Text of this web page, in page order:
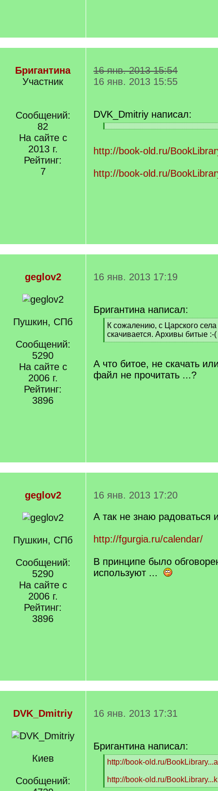
Бригантина
Участник
Сообщений:
82
На сайте с
2013 г.
Рейтинг:
7
16 янв. 2013 15:54
16 янв. 2013 15:55
DVK_Dmitriy написал:
[
]
[
q
]
http://book-old.ru/
http://book-old.ru/
geglov2
Пушкин, СПб
Сообщений:
5290
На сайте с
2006 г.
Рейтинг:
3896
16 янв. 2013 17:19
Бригантина написал:
[
q
]
К сожалению, с Царского села
скачивается. Архивы битые :-(
[
q
]
А что битое, не скачать
файл не прочитать ...?
geglov2
Пушкин, СПб
Сообщений:
5290
На сайте с
2006 г.
Рейтинг:
3896
16 янв. 2013 17:20
А так не знаю радоваться
http://fgurgia.ru/calendar/
В принципе было
используют ...
DVK_Dmitriy
Киев
Сообщений:
16 янв. 2013 17:31
Бригантина написал:
[
]
http://book-old.ru/
http://book-old.ru/
[